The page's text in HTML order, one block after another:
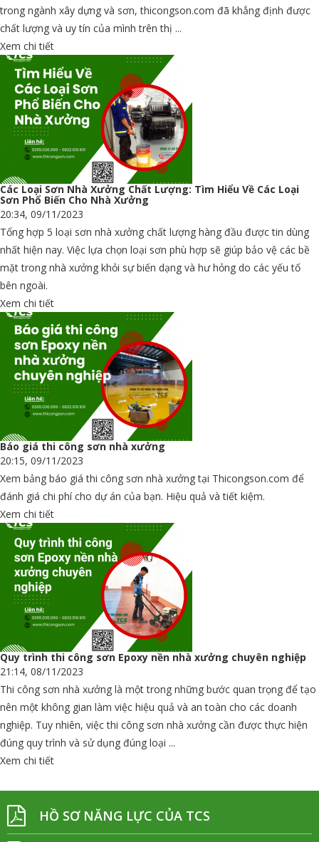
trong ngành xây dựng và sơn, thicongson.com đã khẳng định được
chất lượng và uy tín của mình trên thị ...
Xem chi tiết
Các Loại Sơn Nhà Xưởng Chất Lượng: Tìm Hiểu Về Các Loại
Sơn Phổ Biến Cho Nhà Xưởng
20:34, 09/11/2023
Tổng hợp 5 loại sơn nhà xưởng chất lượng hàng đầu được tin dùng
nhất hiện nay. Việc lựa chọn loại sơn phù hợp sẽ giúp bảo vệ các bề
mặt trong nhà xưởng khỏi sự biến dạng và hư hỏng do các yếu tố
bên ngoài.
Xem chi tiết
Báo giá thi công sơn nhà xưởng
20:15, 09/11/2023
Xem bảng báo giá thi công sơn nhà xưởng tại Thicongson.com để
đánh giá chi phí cho dự án của bạn. Hiệu quả và tiết kiệm.
Xem chi tiết
Quy trình thi công sơn Epoxy nền nhà xưởng chuyên nghiệp
21:14, 08/11/2023
Thi công sơn nhà xưởng là một trong những bước quan trọng để tạo
nên một không gian làm việc hiệu quả và an toàn cho các doanh
nghiệp. Tuy nhiên, việc thi công sơn nhà xưởng cần được thực hiện
đúng quy trình và sử dụng đúng loại ...
Xem chi tiết
HỒ SƠ NĂNG LỰC CỦA TCS